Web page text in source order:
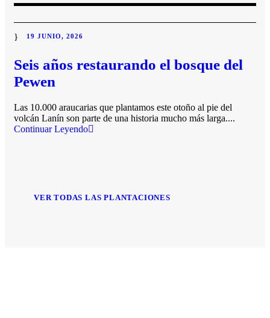
19 JUNIO, 2026
Seis años restaurando el bosque del
Pewen
Las 10.000 araucarias que plantamos este otoño al pie del
volcán Lanín son parte de una historia mucho más larga....
Continuar Leyendo
VER TODAS LAS PLANTACIONES